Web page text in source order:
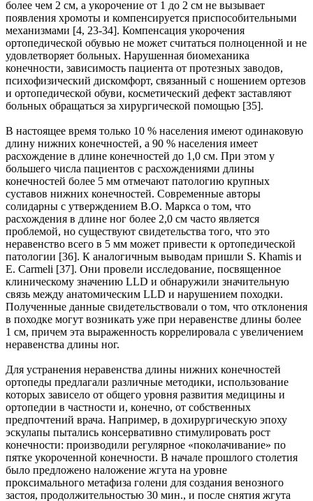
более чем 2 см, а укоро­чение от 1 до 2 см не вызывает
появления хромоты и компенсируется приспособительными
механиз­мами [4, 23-34]. Компенсация укорочения
ортопедической обувью не может считаться полноценной и не
удовлетворяет больных. Нарушенная биомеханика
конечности, зависимость пациента от протез­ных заводов,
психофизический дискомфорт, связанный с ношением ортезов
и ортопедической обуви, косметический дефект заставляют
больных обращаться за хирургической помощью [35].
В настоящее время только 10 % населения имеют одинаковую
длину нижних конечностей, а 90 % насе­ления имеет
расхождение в длине конечностей до 1,0 см. При этом у
большего числа пациентов с рас­хождениями длины
конечностей более 5 мм отмечают патологию крупных
суставов нижних конечно­стей. Современные авторы
солидарны с утверждением В.О. Маркса о том, что
расхождения в длине ног более 2,0 см часто является
проблемой, но существуют свидетельства того, что это
неравенство всего в 5 мм может привести к ортопедической
патологии [36]. К аналогичным выводам пришли S. Khamis и
E. Carmeli [37]. Они провели исследование, посвященное
клиническому значению LLD и обнаружили значительную
связь между анатомическим LLD и нарушением походки.
Полученные данные свиде­тельствовали о том, что отклонения
в походке могут возникать уже при неравенстве длины более
1 см, причем эта выраженность коррелировала с увеличением
неравенства длины ног.
Для устранения неравенства длины нижних конечностей
ортопеды предлагали различные методики, использование
которых зависело от общего уровня развития медицины и
ортопедии в частности и, ко­нечно, от собственных
предпочтений врача. Например, в дохирургическую эпоху
эскулапы пытались консервативно стимулировать рост
конечности: производили регулярное «поколачивание» по
пятке укороченной конечности. В начале прошлого столетия
было предложено наложение жгута на уровне
проксимального метафиза голени для создания венозного
застоя, продолжительностью 30 мин., и по­сле снятия жгута